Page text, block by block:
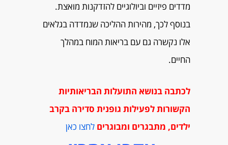
מדדים פיזיים וביולוגיים להזדקנות מואצת.
בנוסף לכך, מהירות ההליכה שנמדדה בגלאים
אלו נקשרה גם עם בריאות המוח במהלך
החיים.
לכתבה בנושא התועלות הבריאותיות
הקשורות לפעילות גופנית סדירה בקרב
ילדים, מתבגרים ומבוגרים לחצו כאן